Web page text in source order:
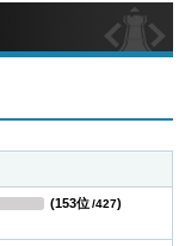
(153位/427)